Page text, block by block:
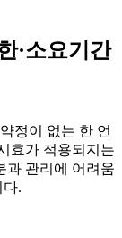
·소요기간
정이 없는 한 언
효가 적용되지는
과 관리에 어려움
.